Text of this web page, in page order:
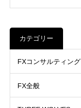
カテゴリー
FXコンサルティング
FX全般